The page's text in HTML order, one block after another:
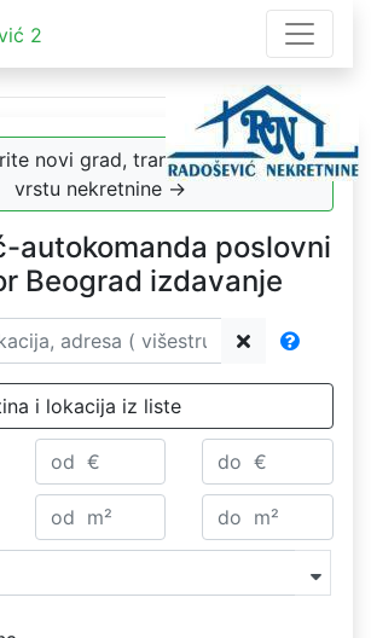
2
novi grad, transakciju ili
vrstu nekretnine →
autokomanda poslovni
Beograd izdavanje
i lokacija iz liste